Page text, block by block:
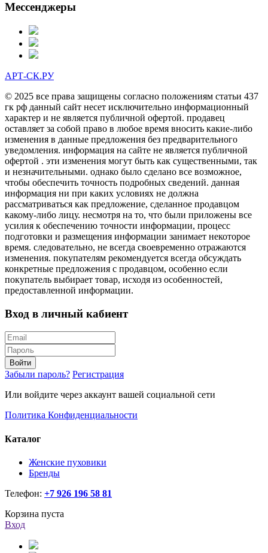
Мессенджеры
АРТ-СК.РУ
© 2025 все права защищены согласно положениям статьи 437
гк рф данный сайт несет исключительно информационный
характер и не является публичной офертой. продавец
оставляет за собой право в любое время вносить какие-либо
изменения в данные предложения без предварительного
уведомления. информация на сайте не является публичной
офертой . эти изменения могут быть как существенными, так
и незначительными. однако было сделано все возможное,
чтобы обеспечить точность подробных сведений. данная
информация ни при каких условиях не должна
рассматриваться как предложение, сделанное продавцом
какому-либо лицу. несмотря на то, что были приложены все
усилия к обеспечению точности информации, процесс
подготовки и размещения информации занимает некоторое
время. следовательно, не всегда своевременно отражаются
изменения. покупателям рекомендуется всегда обсуждать
конкретные предложения с продавцом, особенно если
покупатель выбирает товар, исходя из особенностей,
предоставленной информации.
Вход в личный кабиент
Войти
Забыли пароль? Регистрация
Или войдите через аккаунт вашей социальной сети
Политика Конфиденциальности
Каталог
Женские пуховики
Бренды
Телефон: +7 926 196 58 81
Корзина пуста
Вход